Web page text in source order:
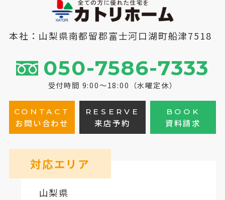
本社：山梨県南都留郡富士河口湖町船津7518
050-7586-7333
受付時間 9:00～18:00（水曜定休）
CONTACT
お問い合わせ
RESERVE
来店予約
BOOK
資料請求
対応エリア
山梨県